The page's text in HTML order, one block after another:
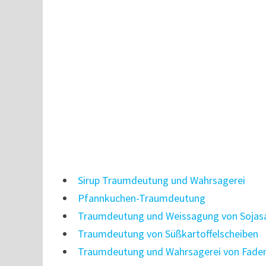
Sirup Traumdeutung und Wahrsagerei
Pfannkuchen-Traumdeutung
Traumdeutung und Weissagung von
Traumdeutung von Süßkartoffelscheiben
Traumdeutung und Wahrsagerei von